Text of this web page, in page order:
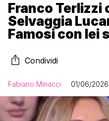
Franco Terlizzi
Selvaggia
Famosi con lei
Condividi
Fabiano Minacci 01/06/2026